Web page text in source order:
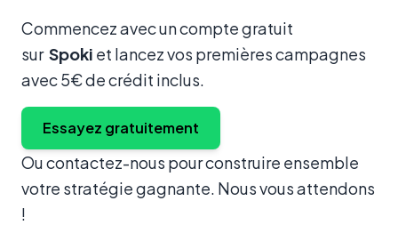
Commencez avec un compte gratuit
sur Spoki et lancez vos premières campagnes
avec 5€ de crédit inclus.
Essayez gratuitement
Ou contactez-nous pour construire ensemble
votre stratégie gagnante. Nous vous attendons
!